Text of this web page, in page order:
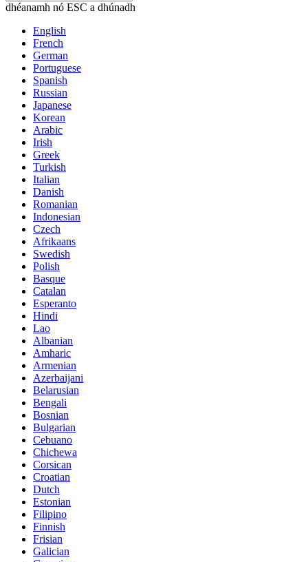
dhéanamh nó ESC a dhúnadh
English
French
German
Portuguese
Spanish
Russian
Japanese
Korean
Arabic
Irish
Greek
Turkish
Italian
Danish
Romanian
Indonesian
Czech
Afrikaans
Swedish
Polish
Basque
Catalan
Esperanto
Hindi
Lao
Albanian
Amharic
Armenian
Azerbaijani
Belarusian
Bengali
Bosnian
Bulgarian
Cebuano
Chichewa
Corsican
Croatian
Dutch
Estonian
Filipino
Finnish
Frisian
Galician